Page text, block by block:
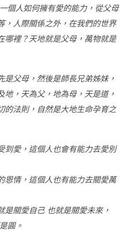
個人如何擁有愛的能力，從父母
，人際關係之外，在我們的世界
哪裡？天地就是父母，萬物就是
是父母，然後是師長兄弟姊妹，
，天為父，地為母，天是道，
的法則，自然是大地生命孕育之
到愛，這個人也會有能力去愛別
恩情，這個人也有能力去關愛萬
關愛自己 也就是關愛未來，
圓。